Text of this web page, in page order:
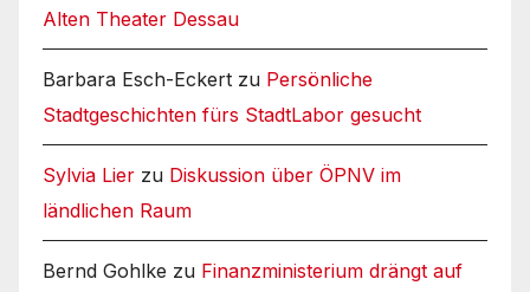
Alten Theater Dessau
Barbara Esch-Eckert zu Persönliche
Stadtgeschichten fürs StadtLabor gesucht
Sylvia Lier zu Diskussion über ÖPNV im
ländlichen Raum
Bernd Gohlke zu Finanzministerium drängt auf